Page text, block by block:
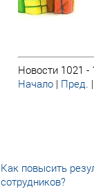
Новости 1021 -
Начало | Пред. |
Как повысить
сотрудников?